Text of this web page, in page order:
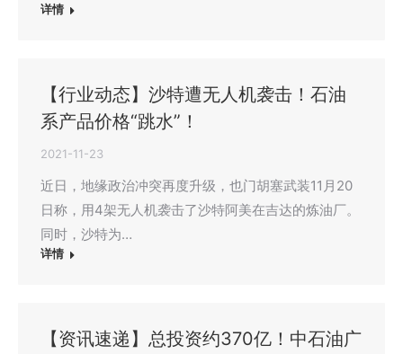
详情
【行业动态】沙特遭无人机袭击！石油
系产品价格“跳水”！
2021-11-23
近日，地缘政治冲突再度升级，也门胡塞武装11月20
日称，用4架无人机袭击了沙特阿美在吉达的炼油厂。
同时，沙特为…
详情
【资讯速递】总投资约370亿！中石油广